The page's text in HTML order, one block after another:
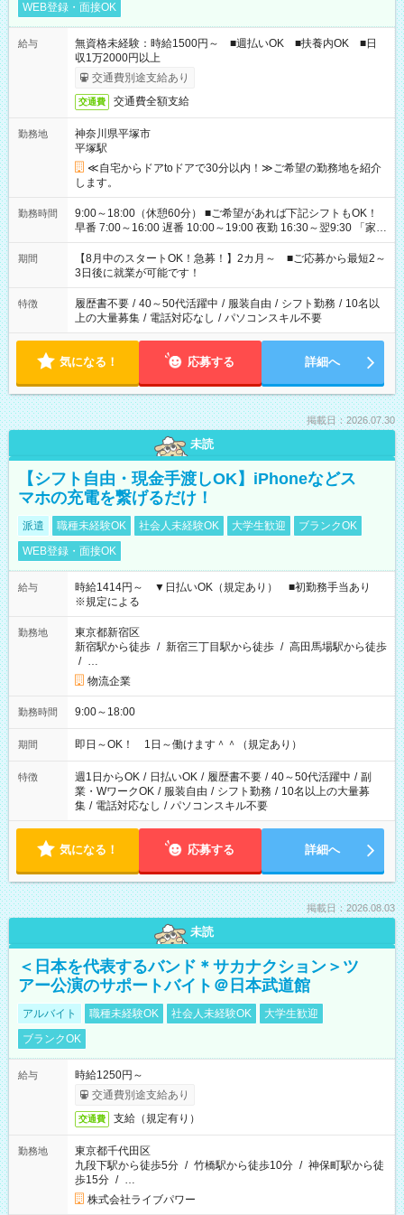
WEB登録・面接OK
給与
無資格未経験：時給1500円～ ■週払いOK ■扶養内OK ■日
収1万2000円以上
交通費別途支給あり
交通費 交通費全額支給
勤務地
神奈川県平塚市
平塚駅
≪自宅からドアtoドアで30分以内！≫ご希望の勤務地を紹介
します。
勤務時間
9:00～18:00（休憩60分） ■ご希望があれば下記シフトもOK！
早番 7:00～16:00 遅番 10:00～19:00 夜勤 16:30～翌9:30 「家族
と休みを合わせたい」 「余裕を持って夕飯の準備がしたい」
「できれば残業はしたくない」 など、ご希望を教えてください
ね。 ※Wワーク希望の方へ 今ご覧のお仕事で希望する勤務時間
と、もう1つのお仕事の勤務時間。 合計で週40時間を超える場
合は応募できません。
期間
【8月中のスタートOK！急募！】2カ月～ ■ご応募から最短2～
3日後に就業が可能です！
特徴 履歴書不要 / 40～50代活躍中 / 服装自由 / シフト勤務 / 10名以
上の大量募集 / 電話対応なし / パソコンスキル不要
気になる！ 応募する 詳細へ
掲載日：2026.07.30
未読
【シフト自由・現金手渡しOK】iPhoneなどス
マホの充電を繋げるだけ！
派遣 職種未経験OK 社会人未経験OK 大学生歓迎
ブランクOK
WEB登録・面接OK
給与
時給1414円～ ▼日払いOK（規定あり） ■初勤務手当あり
※規定による
勤務地
東京都新宿区
新宿駅から徒歩 / 新宿三丁目駅から徒歩 / 高田馬場駅から徒歩
/ …
物流企業
勤務時間 9:00～18:00
期間 即日～OK！ 1日～働けます＾＾（規定あり）
特徴 週1日からOK / 日払いOK / 履歴書不要 / 40～50代活躍中 / 副
業・WワークOK / 服装自由 / シフト勤務 / 10名以上の大量募
集 / 電話対応なし / パソコンスキル不要
気になる！ 応募する 詳細へ
掲載日：2026.08.03
未読
＜日本を代表するバンド＊サカナクション＞ツ
アー公演のサポートバイト＠日本武道館
アルバイト 職種未経験OK 社会人未経験OK
大学生歓迎
ブランクOK
給与
時給1250円～
交通費別途支給あり
交通費 支給（規定有り）
勤務地
東京都千代田区
九段下駅から徒歩5分 / 竹橋駅から徒歩10分 / 神保町駅から徒
歩15分 / …
株式会社ライブパワー